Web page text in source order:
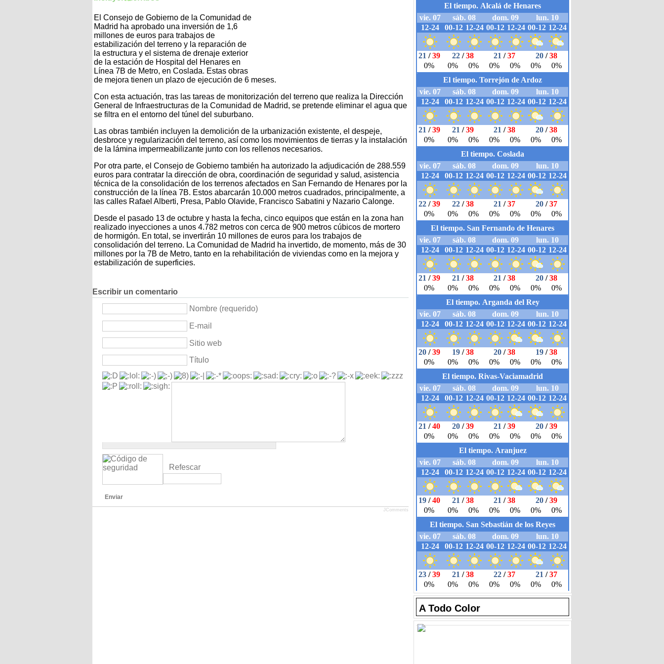
El Consejo de Gobierno de la Comunidad de
Madrid ha aprobado una inversión de 1,6
millones de euros para trabajos de
estabilización del terreno y la reparación de
la estructura y el sistema de drenaje exterior
de la estación de Hospital del Henares en
Línea 7B de Metro, en Coslada. Estas obras
de mejora tienen un plazo de ejecución de 6 meses.
Con esta actuación, tras las tareas de monitorización del terreno que realiza la Dirección
General de Infraestructuras de la Comunidad de Madrid, se pretende eliminar el agua que
se filtra en el entorno del túnel del suburbano.
Las obras también incluyen la demolición de la urbanización existente, el despeje,
desbroce y regularización del terreno, así como los movimientos de tierras y la instalación
de la lámina impermeabilizante junto con los rellenos necesarios.
Por otra parte, el Consejo de Gobierno también ha autorizado la adjudicación de 288.559
euros para contratar la dirección de obra, coordinación de seguridad y salud, asistencia
técnica de la consolidación de los terrenos afectados en San Fernando de Henares por la
construcción de la línea 7B. Estos abarcarán 10.000 metros cuadrados, principalmente, a
las calles Rafael Alberti, Presa, Pablo Olavide, Francisco Sabatini y Nazario Calonge.
Desde el pasado 13 de octubre y hasta la fecha, cinco equipos que están en la zona han
realizado inyecciones a unos 4.782 metros con cerca de 900 metros cúbicos de mortero
de hormigón. En total, se invertirán 10 millones de euros para los trabajos de
consolidación del terreno. La Comunidad de Madrid ha invertido, de momento, más de 30
millones por la 7B de Metro, tanto en la rehabilitación de viviendas como en la mejora y
estabilización de superficies.
Escribir un comentario
Nombre (requerido)
E-mail
Sitio web
Título
Refescar
Enviar
JComments
A Todo Color